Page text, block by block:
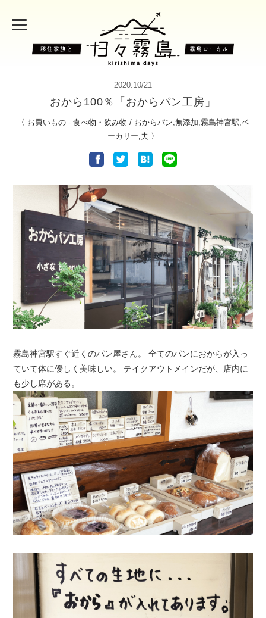
2020.10/21
おから100％「おからパン工房」
〈 お買いもの- 食べ物・飲み物 / おからパン,無添加,霧島神宮駅,ベ
ーカリー,夫 〉
霧島神宮駅すぐ近くのパン屋さん。 全てのパンにおからが入っ
ていて体に優しく美味しい。 テイクアウトメインだが、店内に
も少し席がある。